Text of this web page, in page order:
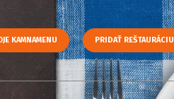
KAMNAMENU PRIDAŤ REŠTAURÁCIU